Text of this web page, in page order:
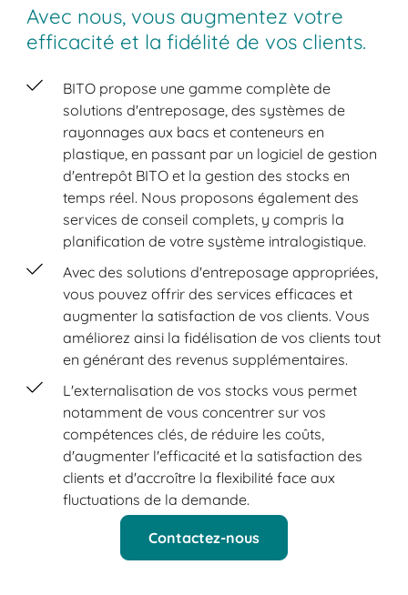
Avec nous, vous augmentez votre
efficacité et la fidélité de vos clients.
BITO propose une gamme complète de
solutions d'entreposage, des systèmes de
rayonnages aux bacs et conteneurs en
plastique, en passant par un logiciel de gestion
d'entrepôt BITO et la gestion des stocks en
temps réel. Nous proposons également des
services de conseil complets, y compris la
planification de votre système intralogistique.
Avec des solutions d'entreposage appropriées,
vous pouvez offrir des services efficaces et
augmenter la satisfaction de vos clients. Vous
améliorez ainsi la fidélisation de vos clients tout
en générant des revenus supplémentaires.
L'externalisation de vos stocks vous permet
notamment de vous concentrer sur vos
compétences clés, de réduire les coûts,
d'augmenter l'efficacité et la satisfaction des
clients et d'accroître la flexibilité face aux
fluctuations de la demande.
Contactez-nous